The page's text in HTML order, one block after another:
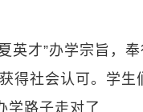
英才”办学宗旨，
得社会认可。学
学路子走对了